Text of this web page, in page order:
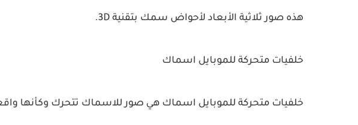
هذه صور ثلاثية الأبعاد لأحواض سمك بتقنية 3D.
خلفيات متحركة للموبايل اسماك
خلفيات متحركة للموبايل اسماك هي صور للاسماك تتحرك وكأنها